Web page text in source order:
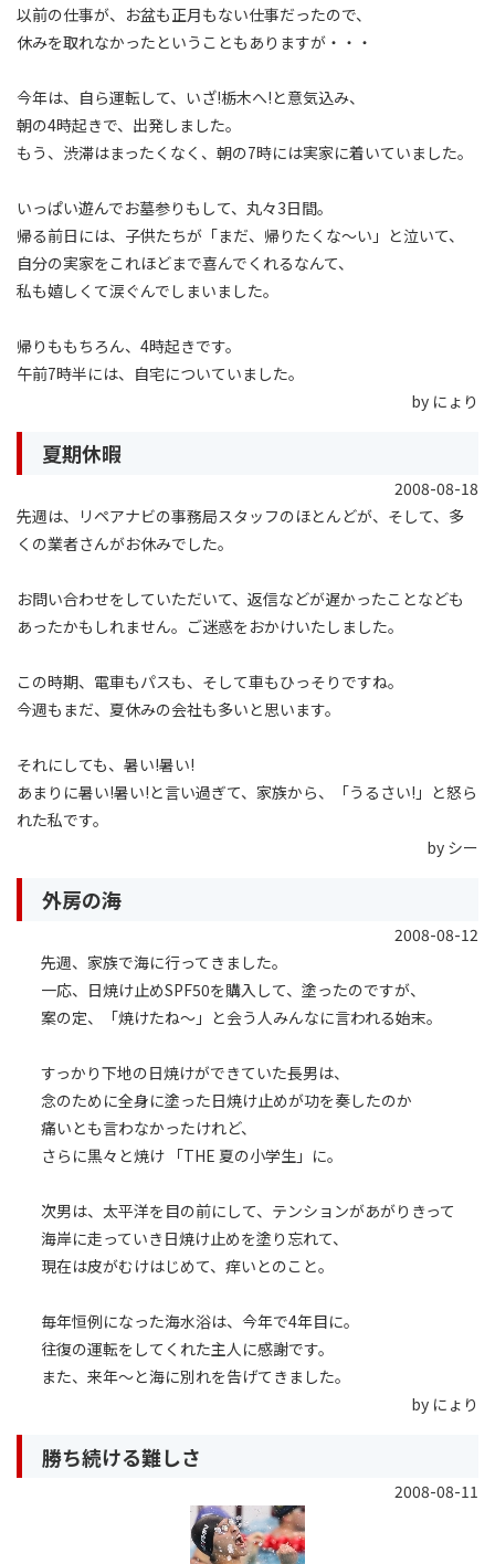
以前の仕事が、お盆も正月もない仕事だったので、
休みを取れなかったということもありますが・・・
今年は、自ら運転して、いざ!栃木へ!と意気込み、
朝の4時起きで、出発しました。
もう、渋滞はまったくなく、朝の7時には実家に着いていました。
いっぱい遊んでお墓参りもして、丸々3日間。
帰る前日には、子供たちが「まだ、帰りたくな〜い」と泣いて、
自分の実家をこれほどまで喜んでくれるなんて、
私も嬉しくて涙ぐんでしまいました。
帰りももちろん、4時起きです。
午前7時半には、自宅についていました。
by にょり
夏期休暇
2008-08-18
先週は、リペアナビの事務局スタッフのほとんどが、そして、多
くの業者さんがお休みでした。
お問い合わせをしていただいて、返信などが遅かったことなども
あったかもしれません。ご迷惑をおかけいたしました。
この時期、電車もパスも、そして車もひっそりですね。
今週もまだ、夏休みの会社も多いと思います。
それにしても、暑い!暑い!
あまりに暑い!暑い!と言い過ぎて、家族から、「うるさい!」と怒ら
れた私です。
by シー
外房の海
2008-08-12
先週、家族で海に行ってきました。
一応、日焼け止めSPF50を購入して、塗ったのですが、
案の定、「焼けたね〜」と会う人みんなに言われる始末。
すっかり下地の日焼けができていた長男は、
念のために全身に塗った日焼け止めが功を奏したのか
痛いとも言わなかったけれど、
さらに黒々と焼け 「THE 夏の小学生」に。
次男は、太平洋を目の前にして、テンションがあがりきって
海岸に走っていき日焼け止めを塗り忘れて、
現在は皮がむけはじめて、痒いとのこと。
毎年恒例になった海水浴は、今年で4年目に。
往復の運転をしてくれた主人に感謝です。
また、来年〜と海に別れを告げてきました。
by にょり
勝ち続ける難しさ
2008-08-11